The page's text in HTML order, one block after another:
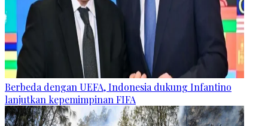
Berbeda dengan UEFA, Indonesia dukung Infantino
lanjutkan kepemimpinan FIFA